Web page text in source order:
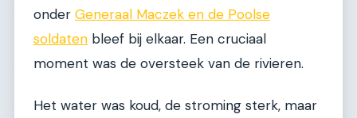
onder Generaal Maczek en de Poolse
soldaten bleef bij elkaar. Een cruciaal
moment was de oversteek van de rivieren.
Het water was koud, de stroming sterk, maar